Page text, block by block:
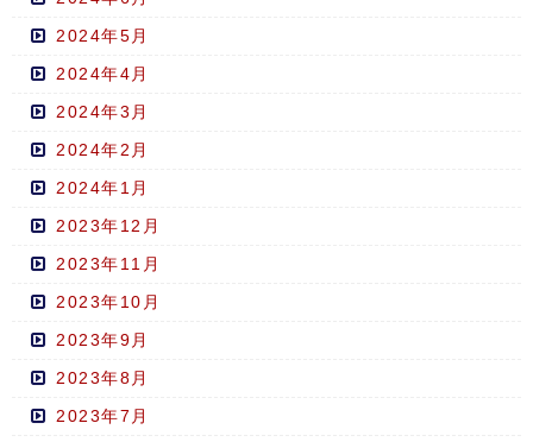
2024年5月
2024年4月
2024年3月
2024年2月
2024年1月
2023年12月
2023年11月
2023年10月
2023年9月
2023年8月
2023年7月